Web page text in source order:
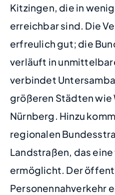
Kitzingen, die in
erreichbar sind. Die
erfreulich gut; die
verläuft in
verbindet
größeren Städten wie
Nürnberg. Hinzu
regionalen
Landstraßen, das
ermöglicht. Der
Personennahverkehr